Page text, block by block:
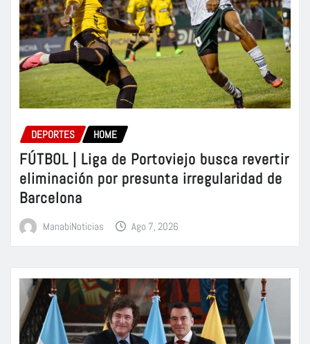
DEPORTES HOME
FÚTBOL | Liga de Portoviejo busca revertir
eliminación por presunta irregularidad de
Barcelona
ManabiNoticias Ago 7, 2026